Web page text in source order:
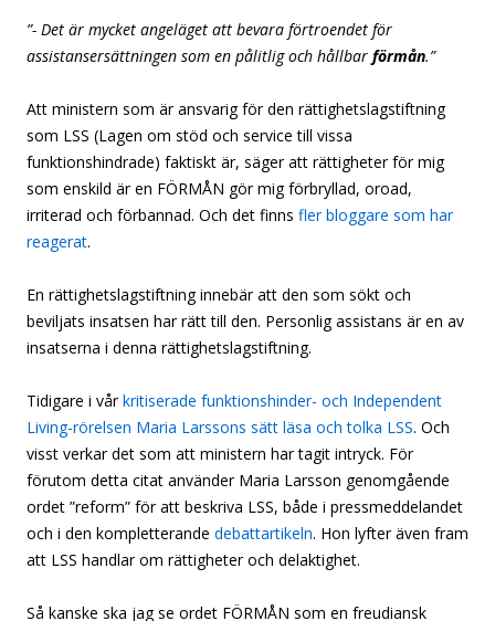
”- Det är mycket angeläget att bevara förtroendet för
assistansersättningen som en pålitlig och hållbar förmån.”
Att ministern som är ansvarig för den rättighetslagstiftning
som LSS (Lagen om stöd och service till vissa
funktionshindrade) faktiskt är, säger att rättigheter för mig
som enskild är en FÖRMÅN gör mig förbryllad, oroad,
irriterad och förbannad. Och det finns fler bloggare som har
reagerat.
En rättighetslagstiftning innebär att den som sökt och
beviljats insatsen har rätt till den. Personlig assistans är en av
insatserna i denna rättighetslagstiftning.
Tidigare i vårkritiserade funktionshinder- och Independent
Living-rörelsen Maria Larssons sätt läsa och tolka LSS. Och
visst verkar det som att ministern har tagit intryck. För
förutom detta citat använder Maria Larsson genomgående
ordet ”reform” för att beskriva LSS, både i pressmeddelandet
och i den kompletterande debattartikeln. Hon lyfter även fram
att LSS handlar om rättigheter och delaktighet.
Så kanske ska jag se ordet FÖRMÅN som en freudiansk